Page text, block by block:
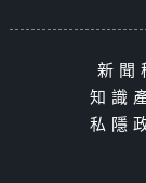
新聞
知識
私隱